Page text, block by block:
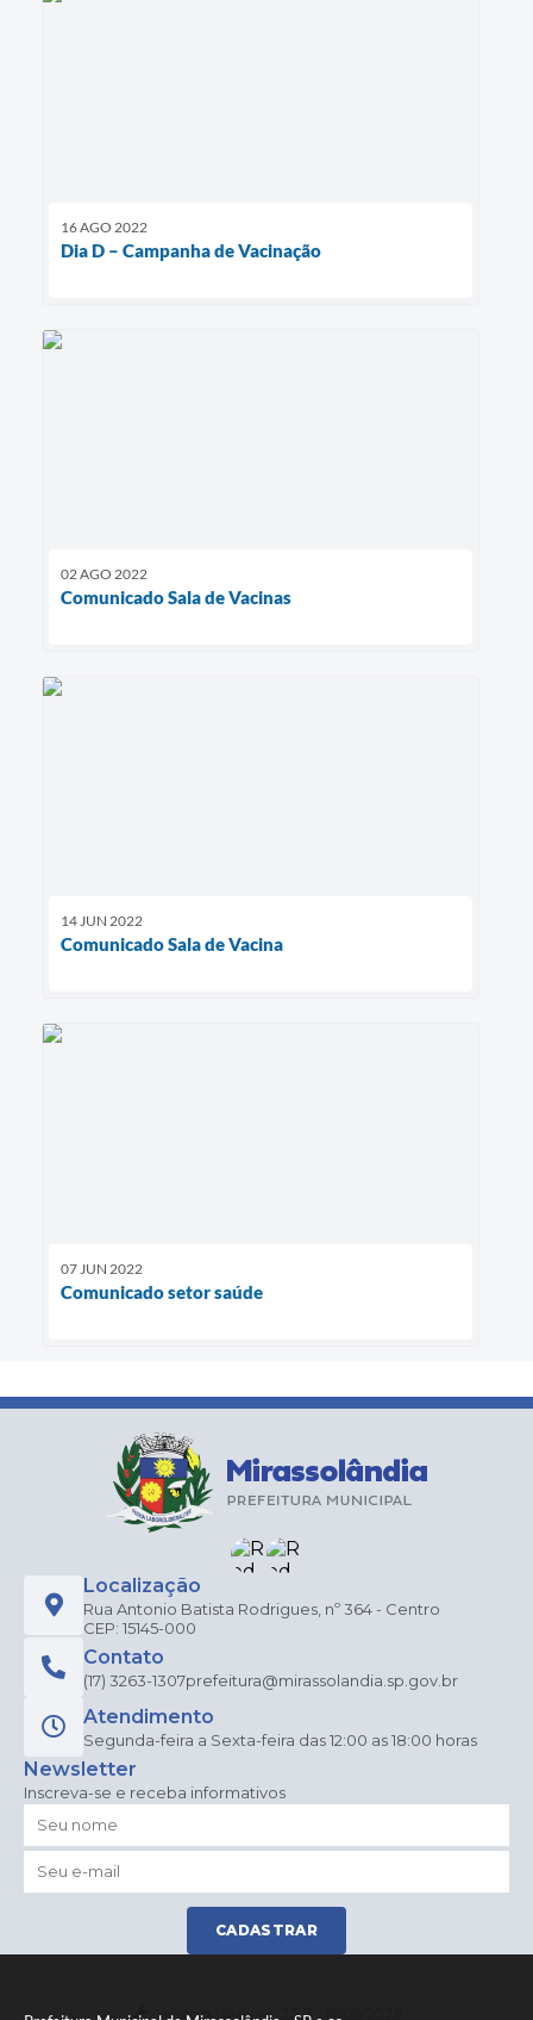
16 AGO 2022
Dia D – Campanha de Vacinação
02 AGO 2022
Comunicado Sala de Vacinas
14 JUN 2022
Comunicado Sala de Vacina
07 JUN 2022
Comunicado setor saúde
Localização
Rua Antonio Batista Rodrigues, nº 364 - Centro
CEP: 15145-000
Contato
(17) 3263-1307prefeitura@mirassolandia.sp.gov.br
Atendimento
Segunda-feira a Sexta-feira das 12:00 as 18:00 horas
Newsletter
Inscreva-se e receba informativos
CADASTRAR
Versão do Sistema: 3.5.3 - 19/06/2026